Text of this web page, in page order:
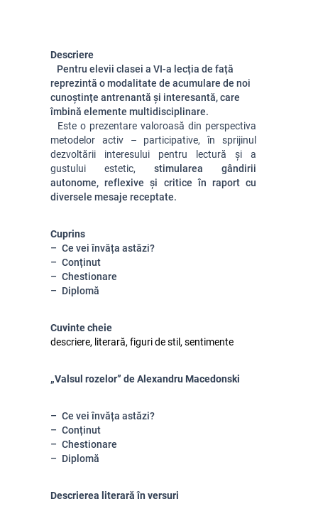
Descriere
Pentru elevii clasei a VI-a lecția de față
reprezintă o modalitate de acumulare de noi
cunoștințe antrenantă și interesantă, care
îmbină elemente multidisciplinare.
Este o prezentare valoroasă din perspectiva
metodelor activ – participative, în sprijinul
dezvoltării interesului pentru lectură şi a
gustului estetic, stimularea gândirii
autonome, reflexive şi critice în raport cu
diversele mesaje receptate.
Cuprins
Ce vei învăța astăzi?
Conținut
Chestionare
Diplomă
Cuvinte cheie
descriere, literară, figuri de stil, sentimente
„Valsul rozelor” de Alexandru Macedonski
Ce vei învăța astăzi?
Conținut
Chestionare
Diplomă
Descrierea literară în versuri